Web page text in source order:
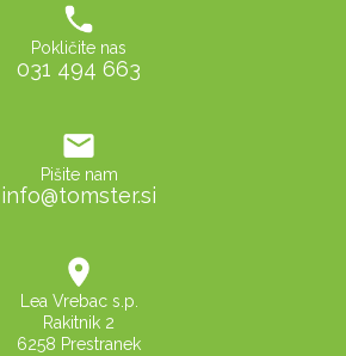
Pokličite nas
031 494 663
Pišite nam
info@tomster.si
Lea Vrebac s.p.
Rakitnik 2
6258 Prestranek